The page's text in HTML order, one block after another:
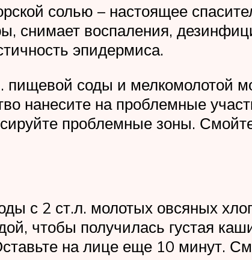
солью – настоящее
снимает воспаления,
эпидермиса.
соды и мелкомолотой
нанесите на проблемные
проблемные зоны.
с 2 ст.л. молотых овсяных
чтобы получилась густая
на лице еще 10 минут.